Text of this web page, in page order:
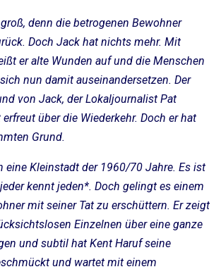
denn die betrogenen Bewohner
Doch Jack hat nichts mehr. Mit
er alte Wunden auf und die Menschen
nun damit auseinandersetzen. Der
von Jack, der Lokaljournalist Pat
über die Wiederkehr. Doch er hat
Grund.
eine Kleinstadt der 1960/70 Jahre. Es ist
kennt jeden*. Doch gelingt es einem
mit seiner Tat zu erschüttern. Er zeigt
Einzelnen über eine ganze
und subtil hat Kent Haruf seine
und wartet mit einem